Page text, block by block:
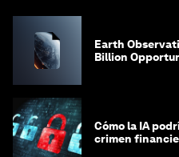
Earth
Billion
Cómo la IA
crimen